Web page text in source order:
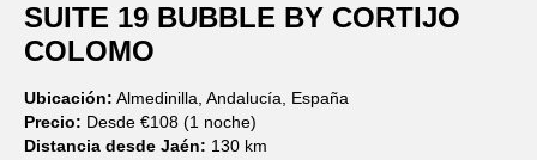
SUITE 19 BUBBLE BY CORTIJO
COLOMO
Ubicación: Almedinilla, Andalucía, España
Precio: Desde €108 (1 noche)
Distancia desde Jaén: 130 km